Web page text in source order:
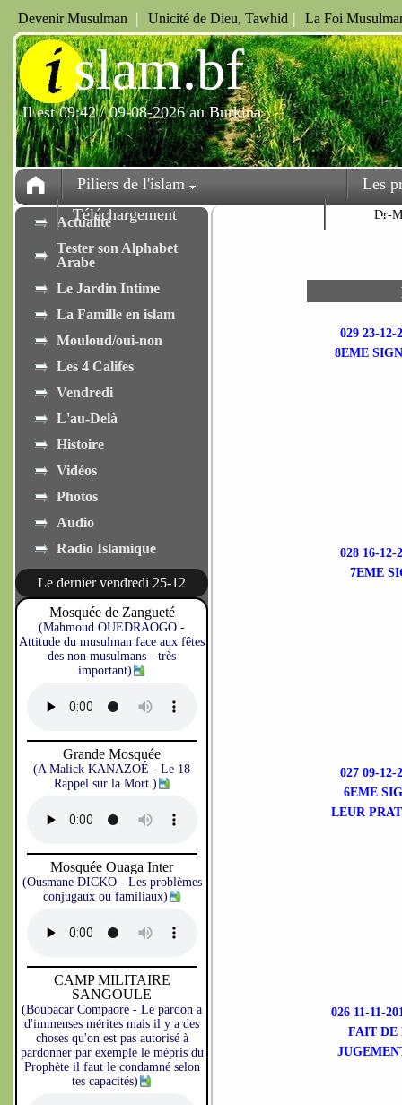
Devenir Musulman | Unicité de Dieu, Tawhid | La Foi
islam.bf
Il est 09:42 / 09-08-2026 au Burkina
Piliers de l'islam
Les
Téléchargement
Fêtes
Actualité
Tester son Alphabet
Arabe
Le Jardin Intime
La Famille en islam
Mouloud/oui-non
Les 4 Califes
Vendredi
L'au-Delà
Histoire
Vidéos
Photos
Audio
Radio Islamique
Le dernier vendredi 25-12
Mosquée de Zangueté
(Mahmoud OUEDRAOGO -
Attitude du musulman face aux fêtes
des non musulmans - très
important)
Grande Mosquée
(A Malick KANAZOÉ - Le 18
Rappel sur la Mort )
Mosquée Ouaga Inter
(Ousmane DICKO - Les problèmes
conjugaux ou familiaux)
CAMP MILITAIRE
SANGOULE
(Boubacar Compaoré - Le pardon a
d'immenses mérites mais il y a des
choses qu'on est pas autorisé à
pardonner par exemple le mépris du
Prophète il faut le condamné selon
tes capacités)
Dr-
029 23-
8EME
028 16-
7EME
027 09-
6EME
LEUR
026 11-11-
FAIT DE